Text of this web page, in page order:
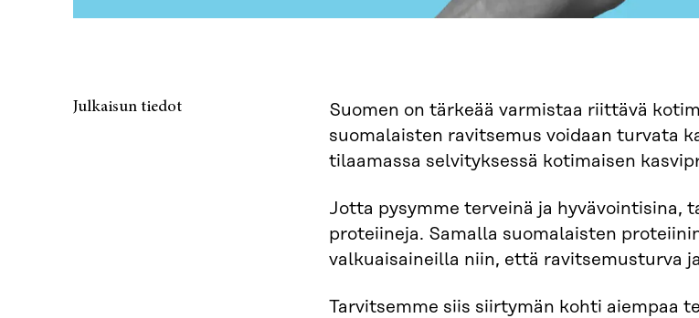
Julkaisun tiedot
Suomen on tärkeää varmistaa riittävä
suomalaisten ravitsemus voidaan turvata
tilaamassa selvityksessä kotimaisen
Jotta pysymme terveinä ja hyvävointisina,
proteiineja. Samalla suomalaisten
valkuaisaineilla niin, että ravitsemusturva
Tarvitsemme siis siirtymän kohti aiempaa